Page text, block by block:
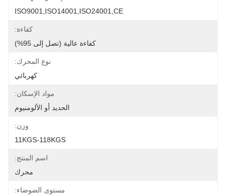
ISO9001,ISO14001,ISO24001,CE
كفاءة:
كفاءة عالية (تصل إلى 95%)
نوع المحرك:
كهربائي
مواد الإسكان:
الحديد أو الألومنيوم
وزن:
11KGS-118KGS
اسم المنتج:
محرك
مستوى الضوضاء: